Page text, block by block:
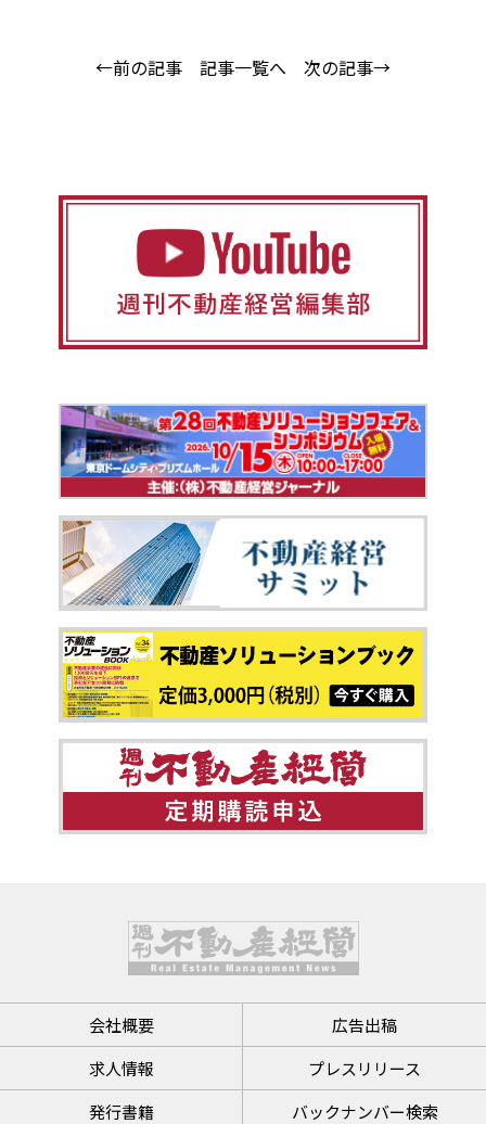
←前の記事 記事一覧へ 次の記事→
会社概要
広告出稿
求人情報
プレスリリース
発行書籍
バックナンバー検索